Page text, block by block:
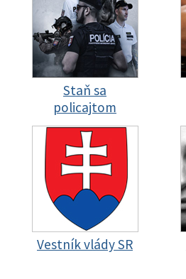
Staň sa
policajtom
Vestník vlády SR